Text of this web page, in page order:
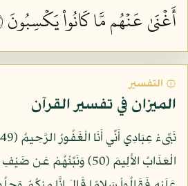
أَغۡنَىٰ عَنۡهُم مَّا كَانُواْ يَكۡسِبُونَ ٨٤
۞ التفسير
الميزان في تفسير القرآن